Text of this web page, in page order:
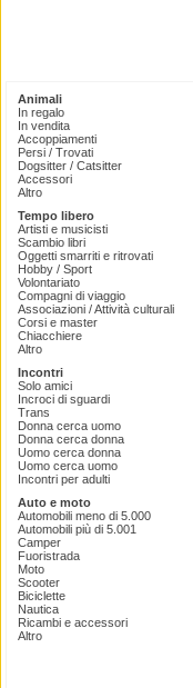
Animali
In regalo
In vendita
Accoppiamenti
Persi / Trovati
Dogsitter / Catsitter
Accessori
Altro
Tempo libero
Artisti e musicisti
Scambio libri
Oggetti smarriti e ritrovati
Hobby / Sport
Volontariato
Compagni di viaggio
Associazioni / Attività culturali
Corsi e master
Chiacchiere
Altro
Incontri
Solo amici
Incroci di sguardi
Trans
Donna cerca uomo
Donna cerca donna
Uomo cerca donna
Uomo cerca uomo
Incontri per adulti
Auto e moto
Automobili meno di 5.000
Automobili più di 5.001
Camper
Fuoristrada
Moto
Scooter
Biciclette
Nautica
Ricambi e accessori
Altro